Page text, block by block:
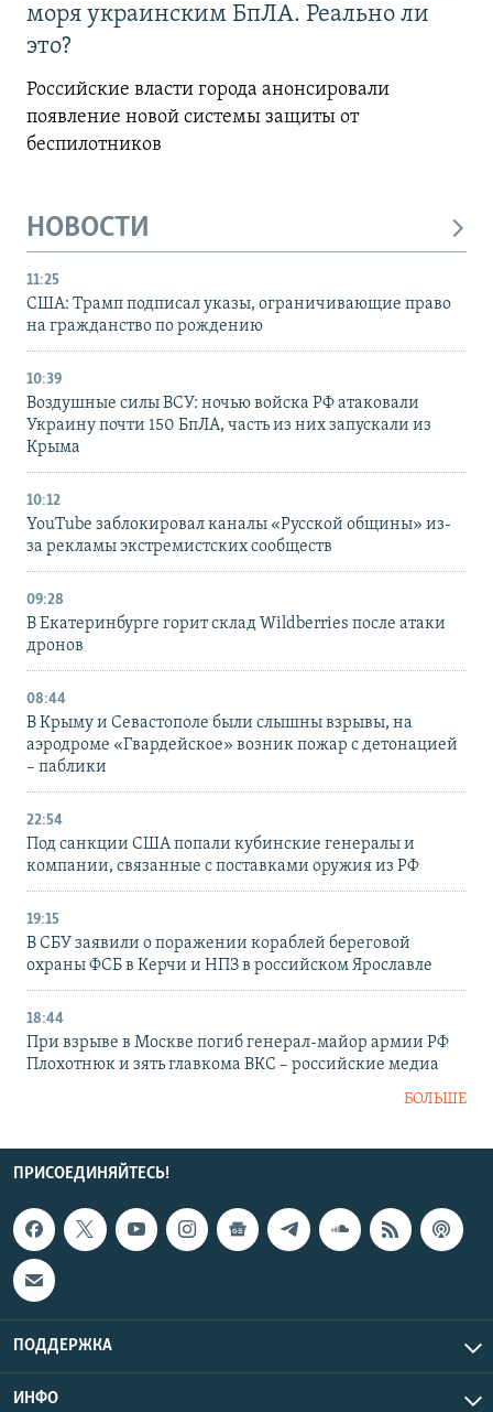
моря украинским БпЛА. Реально ли
это?
Российские власти города анонсировали
появление новой системы защиты от
беспилотников
НОВОСТИ
11:25
США: Трамп подписал указы, ограничивающие право
на гражданство по рождению
10:39
Воздушные силы ВСУ: ночью войска РФ атаковали
Украину почти 150 БпЛА, часть из них запускали из
Крыма
10:12
YouTube заблокировал каналы «Русской общины» из-
за рекламы экстремистских сообществ
09:28
В Екатеринбурге горит склад Wildberries после атаки
дронов
08:44
В Крыму и Севастополе были слышны взрывы, на
аэродроме «Гвардейское» возник пожар с детонацией
– паблики
22:54
Под санкции США попали кубинские генералы и
компании, связанные с поставками оружия из РФ
19:15
В СБУ заявили о поражении кораблей береговой
охраны ФСБ в Керчи и НПЗ в российском Ярославле
18:44
При взрыве в Москве погиб генерал-майор армии РФ
Плохотнюк и зять главкома ВКС – российские медиа
БОЛЬШЕ
ПРИСОЕДИНЯЙТЕСЬ!
ПОДДЕРЖКА
ИНФО